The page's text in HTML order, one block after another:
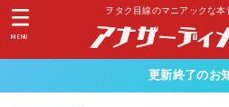
ヲタク目線のマニアックな本
MENU
更新終了のお